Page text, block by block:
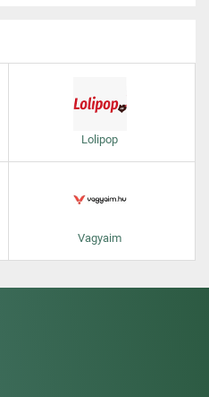
Lolipop
Vagyaim